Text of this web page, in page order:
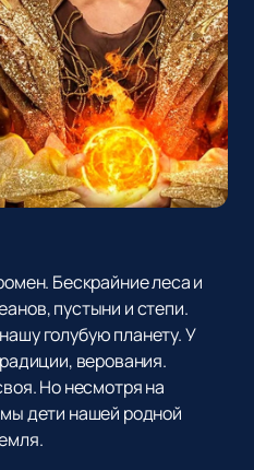
Бескрайние леса и
пустыни и степи.
голубую планету. У
верования.
Но несмотря на
дети нашей родной